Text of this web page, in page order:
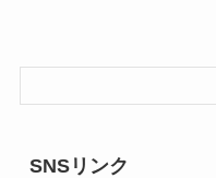
SNSリンク